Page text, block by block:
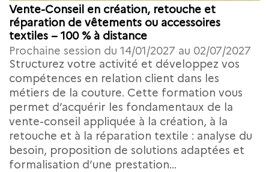
Vente-Conseil en création, retouche et
réparation de vêtements ou accessoires
textiles – 100 % à distance
Prochaine session du 14/01/2027 au 02/07/2027
Structurez votre activité et développez vos
compétences en relation client dans les
métiers de la couture. Cette formation vous
permet d’acquérir les fondamentaux de la
vente-conseil appliquée à la création, à la
retouche et à la réparation textile : analyse du
besoin, proposition de solutions adaptées et
formalisation d’une prestation...